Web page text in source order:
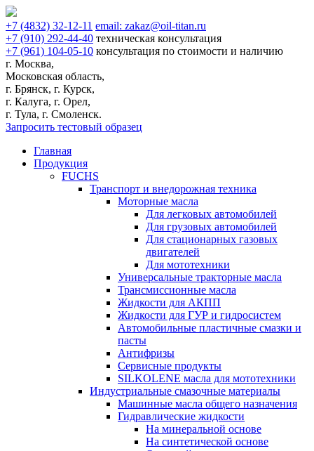
+7 (4832) 32-12-11 email: zakaz@oil-titan.ru
+7 (910) 292-44-40 техническая консультация
+7 (961) 104-05-10 консультация по стоимости и наличию
г. Москва,
Московская область,
г. Брянск, г. Курск,
г. Калуга, г. Орел,
г. Тула, г. Смоленск.
Запросить тестовый образец
Главная
Продукция
FUCHS
Транспорт и внедорожная техника
Моторные масла
Для легковых автомобилей
Для грузовых автомобилей
Для стационарных газовых
двигателей
Для мототехники
Универсальные тракторные масла
Трансмиссионные масла
Жидкости для АКПП
Жидкости для ГУР и гидросистем
Автомобильные пластичные смазки и
пасты
Антифризы
Сервисные продукты
SILKOLENE масла для мототехники
Индустриальные смазочные материалы
Машинные масла общего назначения
Гидравлические жидкости
На минеральной основе
На синтетической основе